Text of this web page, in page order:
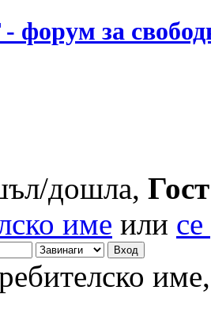
форум за
дошла, Гост
име или